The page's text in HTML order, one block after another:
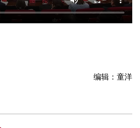
编辑：童洋